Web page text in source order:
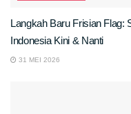
Langkah Baru Frisian Flag:
Indonesia Kini & Nanti
31 MEI 2026